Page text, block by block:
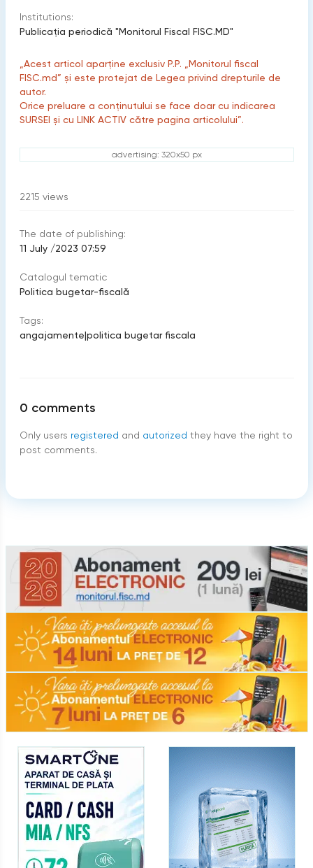
Institutions:
Publicaţia periodică "Monitorul Fiscal FISC.MD"
„Acest articol aparține exclusiv P.P. „Monitorul fiscal
FISC.md” și este protejat de Legea privind drepturile de
autor.
Orice preluare a conținutului se face doar cu indicarea
SURSEI și cu LINK ACTIV către pagina articolului”.
advertising: 320x50 px
2215 views
The date of publishing:
11 July /2023 07:59
Catalogul tematic
Politica bugetar-fiscală
Tags:
angajamente|politica bugetar fiscala
0 comments
Only users registered and autorized they have the right to
post comments.